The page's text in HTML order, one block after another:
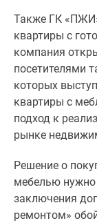
Покупателю
Экспертиза
новостроек
Эксперты
авторы
проекте
Контакты
Реклама
Также ГК
квартиры с
компания
посетителями
которых
квартиры с
подход к
рынке
Решение о
мебелью нужно
заключения
ремонтом»